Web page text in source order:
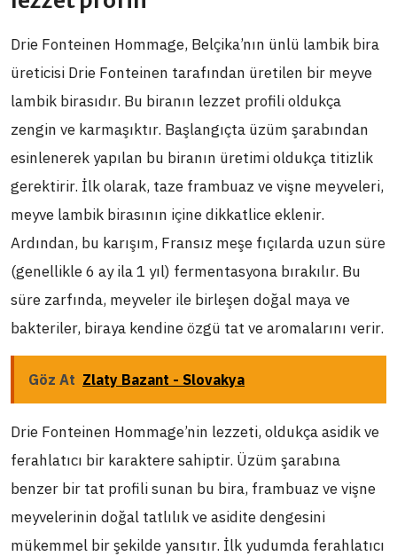
Drie Fonteinen Hommage, Belçika’nın ünlü lambik bira
üreticisi Drie Fonteinen tarafından üretilen bir meyve
lambik birasıdır. Bu biranın lezzet profili oldukça
zengin ve karmaşıktır. Başlangıçta üzüm şarabından
esinlenerek yapılan bu biranın üretimi oldukça titizlik
gerektirir. İlk olarak, taze frambuaz ve vişne meyveleri,
meyve lambik birasının içine dikkatlice eklenir.
Ardından, bu karışım, Fransız meşe fıçılarda uzun süre
(genellikle 6 ay ila 1 yıl) fermentasyona bırakılır. Bu
süre zarfında, meyveler ile birleşen doğal maya ve
bakteriler, biraya kendine özgü tat ve aromalarını verir.
Göz At Zlaty Bazant - Slovakya
Drie Fonteinen Hommage’nin lezzeti, oldukça asidik ve
ferahlatıcı bir karaktere sahiptir. Üzüm şarabına
benzer bir tat profili sunan bu bira, frambuaz ve vişne
meyvelerinin doğal tatlılık ve asidite dengesini
mükemmel bir şekilde yansıtır. İlk yudumda ferahlatıcı